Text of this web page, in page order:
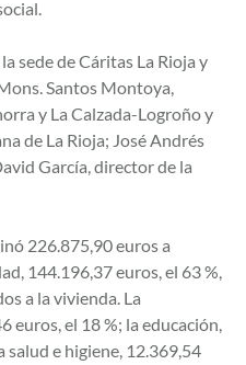
sede de Cáritas La Rioja y
Santos Montoya,
y La Calzada-Logroño y
de La Rioja; José Andrés
García, director de la
226.875,90 euros a
144.196,37 euros, el 63 %,
a la vivienda. La
euros, el 18 %; la educación,
salud e higiene, 12.369,54